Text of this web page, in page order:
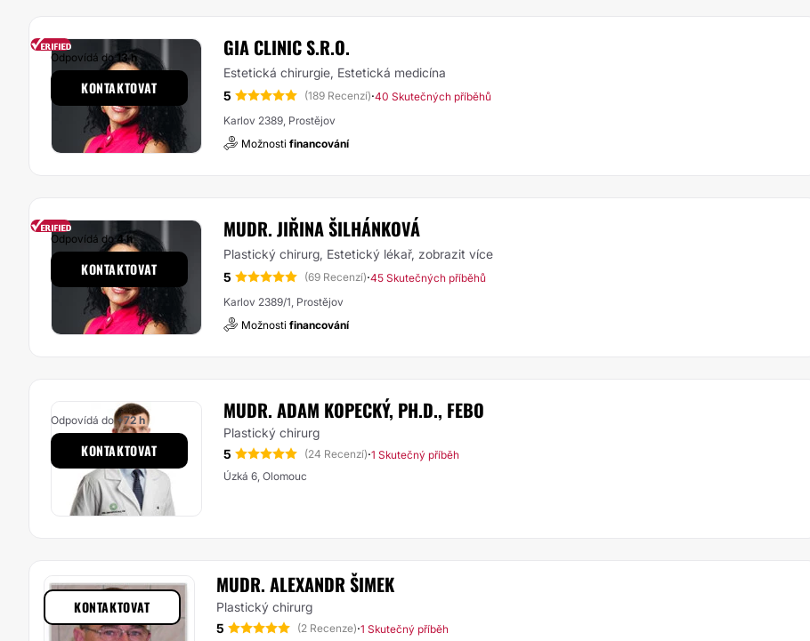
GIA CLINIC S.R.O.
Estetická chirurgie, Estetická medicína
5
(189 Recenzí)·40 Skutečných příběhů
Karlov 2389, Prostějov
Možnosti financování
Odpovídá do13 h
KONTAKTOVAT
MUDR. JIŘINA ŠILHÁNKOVÁ
Plastický chirurg, Estetický lékař, zobrazit více
5
(69 Recenzí)·45 Skutečných příběhů
Karlov 2389/1, Prostějov
Možnosti financování
Odpovídá do4 h
KONTAKTOVAT
MUDR. ADAM KOPECKÝ, PH.D., FEBO
Plastický chirurg
5
(24 Recenzí)·1 Skutečný příběh
Úzká 6, Olomouc
Odpovídá do+72 h
KONTAKTOVAT
MUDR. ALEXANDR ŠIMEK
Plastický chirurg
5
(2 Recenze)·1 Skutečný příběh
KONTAKTOVAT